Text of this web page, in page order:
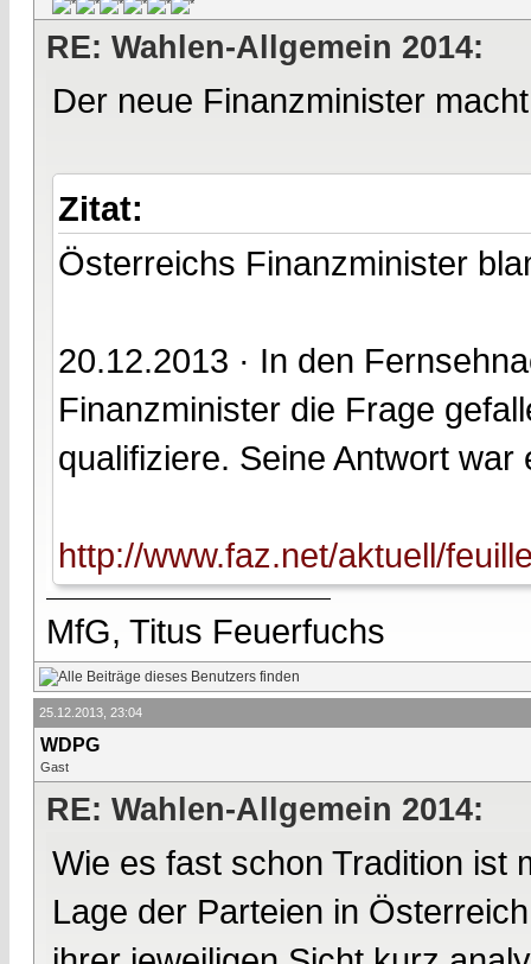
RE: Wahlen-Allgemein 2014:
Der neue Finanzminister
Zitat:
Österreichs Finanzminister
20.12.2013 · In den
Finanzminister die Frage
qualifiziere. Seine Antwort
http://www.faz.net/aktuell/
MfG, Titus Feuerfuchs
25.12.2013, 23:04
WDPG
Gast
RE: Wahlen-Allgemein 2014:
Wie es fast schon Tradition ist
Lage der Parteien in